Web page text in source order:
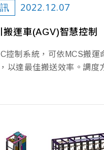
2022.12.07
搬運車(AGV)智慧控制
控制系統，可依MCS搬運
以達最佳搬送效率。調度